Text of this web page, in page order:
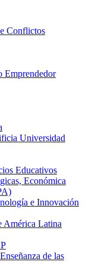
Conflictos
Emprendedor
Universidad
Educativos
Económica
e Innovación
América Latina
de las